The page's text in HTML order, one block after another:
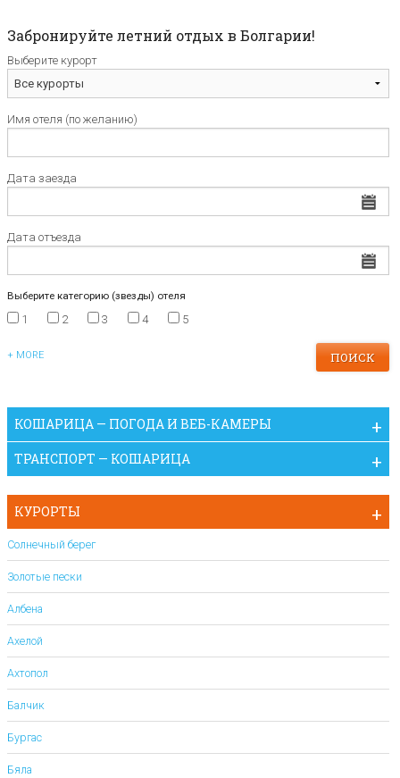
Забронируйте летний отдых в Болгарии!
Выберите курорт
Имя отеля (по желанию)
Дата заезда
Дата отъезда
Выберите категорию (звезды) отеля
1 2 3 4 5
+ MORE
КОШАРИЦА — ПОГОДА И ВЕБ-КАМЕРЫ
ТРАНСПОРТ — КОШАРИЦА
КУРОРТЫ
Солнечный берег
Золотые пески
Албена
Ахелой
Ахтопол
Балчик
Бургас
Бяла